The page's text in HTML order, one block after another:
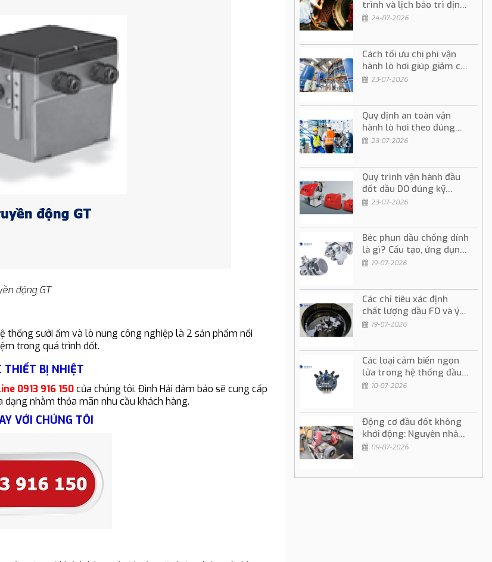
động GT
thống sưởi ấm và lò nung công nghiệp là 2 sản phẩm nổi
trong quá trình đốt.
THIẾT BỊ NHIỆT
0913 916 150của chúng tôi. Đình Hải đảm bảo sẽ cung cấp
nhằm thỏa mãn nhu cầu khách hàng.
VỚI CHÚNG TÔI
trình và lịch bảo trì định
kỳ24-07-2026
Cách tối ưu chi phí vận
hành lò hơi giúp giảm chi
phí sản xuất
23-07-2026
Quy định an toàn vận
hành lò hơi theo đúng
quy trình kỹ thuật
23-07-2026
Quy trình vận hành đầu
đốt dầu DO đúng kỹ
thuật và an toàn
23-07-2026
Béc phun dầu chống dính
là gì? Cấu tạo, ứng dụng
và cách sử dụng
19-07-2026
Các chỉ tiêu xác định
chất lượng dầu FO và ý
nghĩa trong vận hành
19-07-2026
Các loại cảm biến ngọn
lửa trong hệ thống đầu
đốt dầu và gas
10-07-2026
Động cơ đầu đốt không
khởi động: Nguyên nhân
và cách khắc phục
09-07-2026